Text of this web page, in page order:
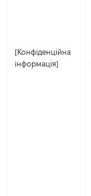
[Конфіденційна
інформація]